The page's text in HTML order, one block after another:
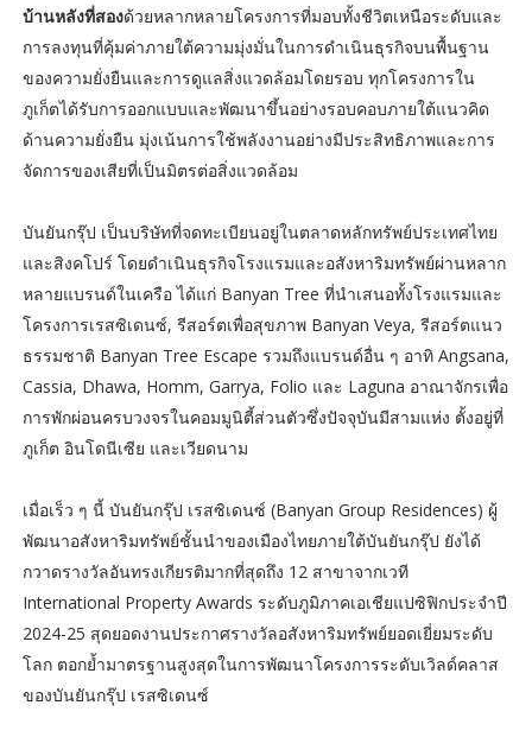
บ้านหลังที่สองด้วยหลากหลายโครงการที่มอบทั้งชีวิตเหนือระดับและ
การลงทุนที่คุ้มค่าภายใต้ความมุ่งมั่นในการดำเนินธุรกิจบนพื้นฐาน
ของความยั่งยืนและการดูแลสิ่งแวดล้อมโดยรอบ ทุกโครงการใน
ภูเก็ตได้รับการออกแบบและพัฒนาขึ้นอย่างรอบคอบภายใต้แนวคิด
ด้านความยั่งยืน มุ่งเน้นการใช้พลังงานอย่างมีประสิทธิภาพและการ
จัดการของเสียที่เป็นมิตรต่อสิ่งแวดล้อม
บันยันกรุ๊ป เป็นบริษัทที่จดทะเบียนอยู่ในตลาดหลักทรัพย์ประเทศไทย
และสิงคโปร์ โดยดำเนินธุรกิจโรงแรมและอสังหาริมทรัพย์ผ่านหลาก
หลายแบรนด์ในเครือ ได้แก่ Banyan Tree ที่นำเสนอทั้งโรงแรมและ
โครงการเรสซิเดนซ์, รีสอร์ตเพื่อสุขภาพ Banyan Veya, รีสอร์ตแนว
ธรรมชาติ Banyan Tree Escape รวมถึงแบรนด์อื่น ๆ อาทิ Angsana,
Cassia, Dhawa, Homm, Garrya, Folio และ Laguna อาณาจักรเพื่อ
การพักผ่อนครบวงจรในคอมมูนิตี้ส่วนตัวซึ่งปัจจุบันมีสามแห่ง ตั้งอยู่ที่
ภูเก็ต อินโดนีเซีย และเวียดนาม
เมื่อเร็ว ๆ นี้ บันยันกรุ๊ป เรสซิเดนซ์ (Banyan Group Residences) ผู้
พัฒนาอสังหาริมทรัพย์ชั้นนำของเมืองไทยภายใต้บันยันกรุ๊ป ยังได้
กวาดรางวัลอันทรงเกียรติมากที่สุดถึง 12 สาขาจากเวที
International Property Awards ระดับภูมิภาคเอเชียแปซิฟิกประจำปี
2024-25 สุดยอดงานประกาศรางวัลอสังหาริมทรัพย์ยอดเยี่ยมระดับ
โลก ตอกย้ำมาตรฐานสูงสุดในการพัฒนาโครงการระดับเวิลด์คลาส
ของบันยันกรุ๊ป เรสซิเดนซ์